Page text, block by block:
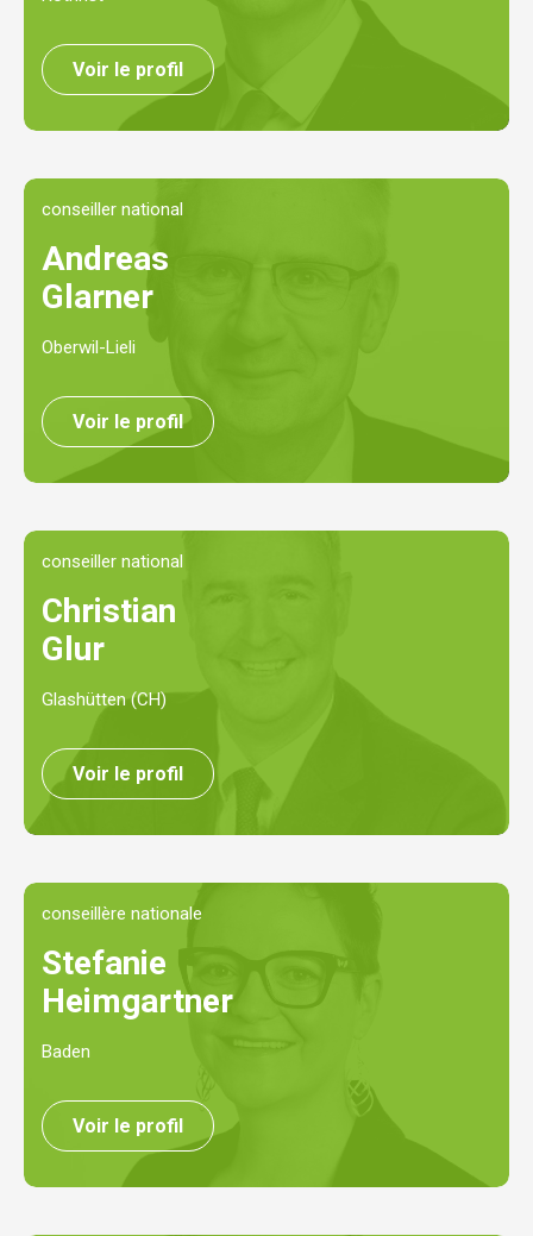
Voir le profil
conseiller national
Andreas
Glarner
Oberwil-Lieli
Voir le profil
conseiller national
Christian
Glur
Glashütten (CH)
Voir le profil
conseillère nationale
Stefanie
Heimgartner
Baden
Voir le profil